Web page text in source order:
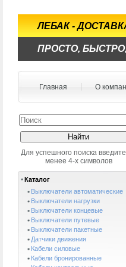
ЛЕБАК -
ПРОСТО,
Главная О
Для успешного поиска
менее 4-х символов
Каталог
Выключатели автоматические
Выключатели нагрузки
Выключатели концевые
Выключатели путевые
Выключатели пакетные
Датчики движения
Кабели силовые
Кабели бронированные